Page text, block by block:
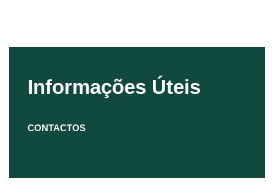
Informações Úteis
CONTACTOS